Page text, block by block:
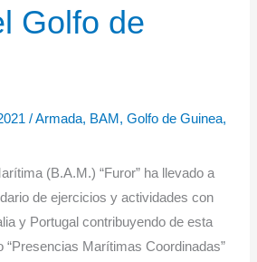
Golfo de
/Armada, BAM ,Golfo de Guinea,
(B.A.M.) “Furor” ha llevado a
de ejercicios y actividades con
y Portugal contribuyendo de esta
“Presencias Marítimas Coordinadas”